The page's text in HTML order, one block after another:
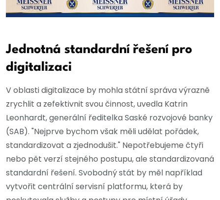
Jednotná standardní řešení pro
digitalizaci
V oblasti digitalizace by mohla státní správa výrazně
zrychlit a zefektivnit svou činnost, uvedla Katrin
Leonhardt, generální ředitelka Saské rozvojové banky
(SAB). "Nejprve bychom však měli udělat pořádek,
standardizovat a zjednodušit." Nepotřebujeme čtyři
nebo pět verzí stejného postupu, ale standardizovaná
standardní řešení. Svobodný stát by měl například
vytvořit centrální servisní platformu, která by